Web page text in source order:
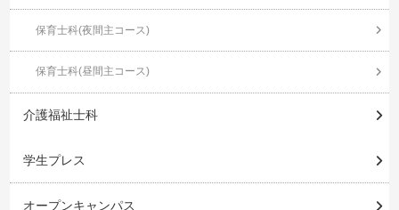
保育士科(夜間主コース)
保育士科(昼間主コース)
介護福祉士科
学生プレス
オープンキャンパス